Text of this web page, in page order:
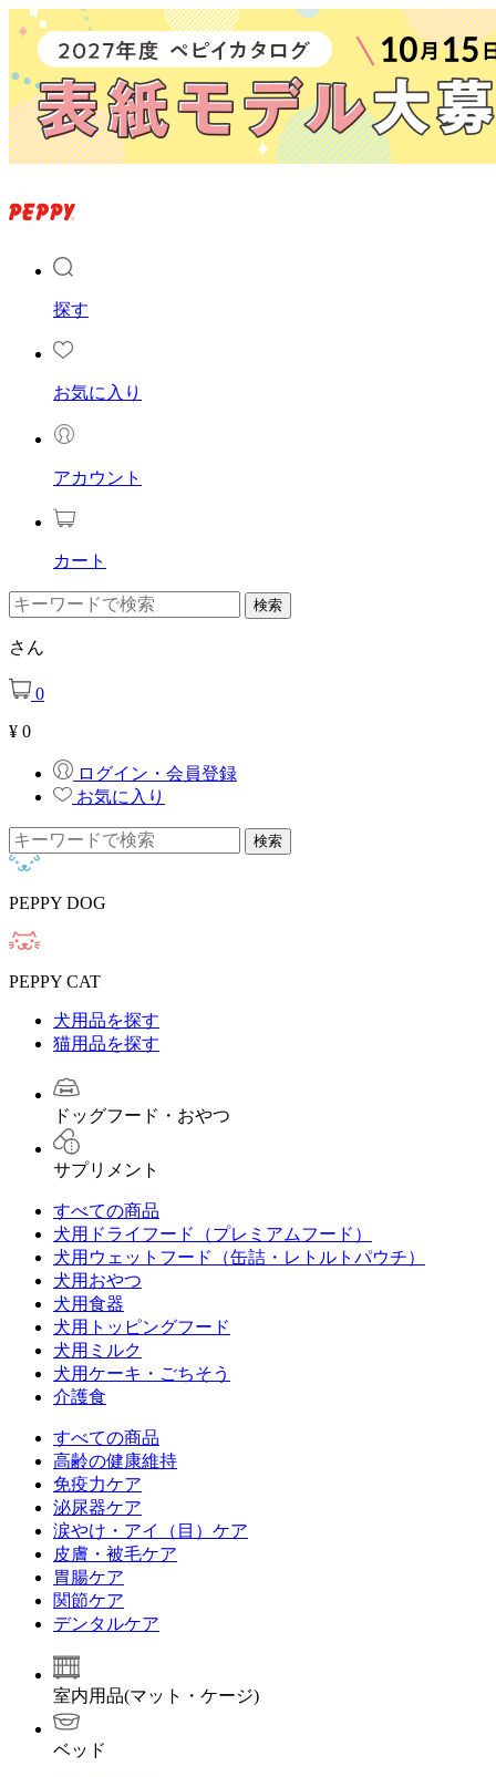
探す
お気に入り
アカウント
カート
さん
0
¥ 0
ログイン・会員登録
お気に入り
PEPPY DOG
PEPPY CAT
犬用品を探す
猫用品を探す
ドッグフード・おやつ
サプリメント
すべての商品
犬用ドライフード（プレミアムフード）
犬用ウェットフード（缶詰・レトルトパウチ）
犬用おやつ
犬用食器
犬用トッピングフード
犬用ミルク
犬用ケーキ・ごちそう
介護食
すべての商品
高齢の健康維持
免疫力ケア
泌尿器ケア
涙やけ・アイ（目）ケア
皮膚・被毛ケア
胃腸ケア
関節ケア
デンタルケア
室内用品(マット・ケージ)
ベッド